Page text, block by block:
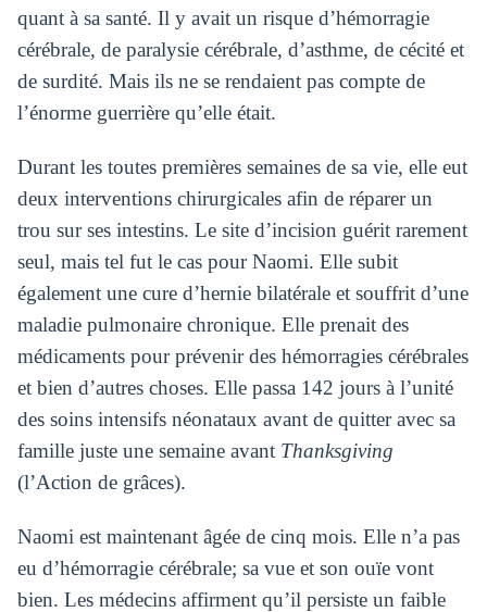
quant à sa santé. Il y avait un risque d’hémorragie
cérébrale, de paralysie cérébrale, d’asthme, de cécité et
de surdité. Mais ils ne se rendaient pas compte de
l’énorme guerrière qu’elle était.
Durant les toutes premières semaines de sa vie, elle eut
deux interventions chirurgicales afin de réparer un
trou sur ses intestins. Le site d’incision guérit rarement
seul, mais tel fut le cas pour Naomi. Elle subit
également une cure d’hernie bilatérale et souffrit d’une
maladie pulmonaire chronique. Elle prenait des
médicaments pour prévenir des hémorragies cérébrales
et bien d’autres choses. Elle passa 142 jours à l’unité
des soins intensifs néonataux avant de quitter avec sa
famille juste une semaine avant Thanksgiving
(l’Action de grâces).
Naomi est maintenant âgée de cinq mois. Elle n’a pas
eu d’hémorragie cérébrale; sa vue et son ouïe vont
bien. Les médecins affirment qu’il persiste un faible